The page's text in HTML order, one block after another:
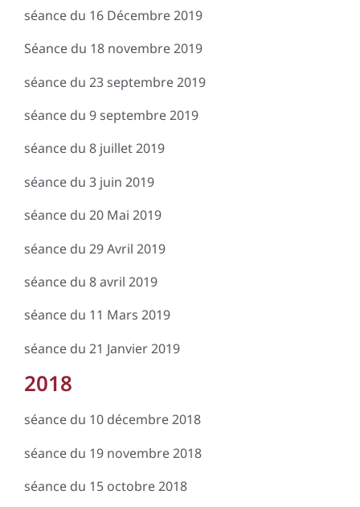
séance du 16 Décembre 2019
Séance du 18 novembre 2019
séance du 23 septembre 2019
séance du 9 septembre 2019
séance du 8 juillet 2019
séance du 3 juin 2019
séance du 20 Mai 2019
séance du 29 Avril 2019
séance du 8 avril 2019
séance du 11 Mars 2019
séance du 21 Janvier 2019
2018
séance du 10 décembre 2018
séance du 19 novembre 2018
séance du 15 octobre 2018